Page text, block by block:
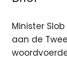
Minister
aan de